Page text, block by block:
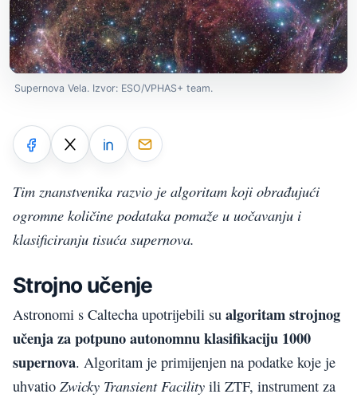
Supernova Vela. Izvor: ESO/VPHAS+ team.
Tim znanstvenika razvio je algoritam koji obrađujući
ogromne količine podataka pomaže u uočavanju i
klasificiranju tisuća supernova.
Strojno učenje
Astronomi s Caltecha upotrijebili su algoritam strojnog
učenja za potpuno autonomnu klasifikaciju 1000
supernova. Algoritam je primijenjen na podatke koje je
uhvatio Zwicky Transient Facility ili ZTF, instrument za